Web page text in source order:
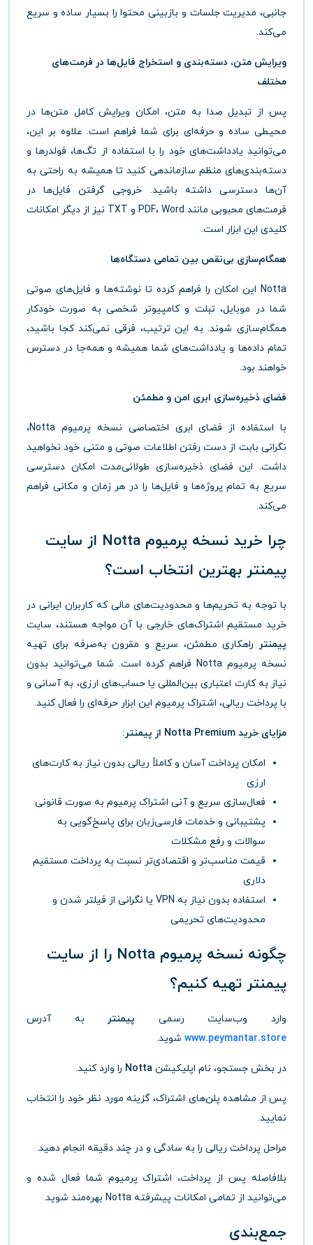
جانبی، مدیریت جلسات و بازبینی محتوا را بسیار ساده و سریع
می‌کند.
ویرایش متن، دسته‌بندی و استخراج فایل‌ها در فرمت‌های
مختلف
پس از تبدیل صدا به متن، امکان ویرایش کامل متن‌ها در
محیطی ساده و حرفه‌ای برای شما فراهم است. علاوه بر این،
می‌توانید یادداشت‌های خود را با استفاده از تگ‌ها، فولدرها و
دسته‌بندی‌های منظم سازماندهی کنید تا همیشه به راحتی به
آن‌ها دسترسی داشته باشید. خروجی گرفتن فایل‌ها در
فرمت‌های محبوبی مانند PDF، Word و TXT نیز از دیگر امکانات
کلیدی این ابزار است.
همگام‌سازی بی‌نقص بین تمامی دستگاه‌ها
Notta این امکان را فراهم کرده تا نوشته‌ها و فایل‌های صوتی
شما در موبایل، تبلت و کامپیوتر شخصی به صورت خودکار
همگام‌سازی شوند. به این ترتیب، فرقی نمی‌کند کجا باشید،
تمام داده‌ها و یادداشت‌های شما همیشه و همه‌جا در دسترس
خواهند بود.
فضای ذخیره‌سازی ابری امن و مطمئن
با استفاده از فضای ابری اختصاصی نسخه پرمیوم Notta،
نگرانی بابت از دست رفتن اطلاعات صوتی و متنی خود نخواهید
داشت. این فضای ذخیره‌سازی طولانی‌مدت امکان دسترسی
سریع به تمام پروژه‌ها و فایل‌ها را در هر زمان و مکانی فراهم
می‌کند.
چرا خرید نسخه پرمیوم Notta از سایت
پیمنتر بهترین انتخاب است؟
با توجه به تحریم‌ها و محدودیت‌های مالی که کاربران ایرانی در
خرید مستقیم اشتراک‌های خارجی با آن مواجه هستند، سایت
پیمنتر راهکاری مطمئن، سریع و مقرون به‌صرفه برای تهیه
نسخه پرمیوم Notta فراهم کرده است. شما می‌توانید بدون
نیاز به کارت اعتباری بین‌المللی یا حساب‌های ارزی، به آسانی و
با پرداخت ریالی، اشتراک پرمیوم این ابزار حرفه‌ای را فعال کنید.
مزایای خرید Notta Premium از پیمنتر:
امکان پرداخت آسان و کاملاً ریالی بدون نیاز به کارت‌های
ارزی
فعال‌سازی سریع و آنی اشتراک پرمیوم به صورت قانونی
پشتیبانی و خدمات فارسی‌زبان برای پاسخ‌گویی به
سوالات و رفع مشکلات
قیمت مناسب‌تر و اقتصادی‌تر نسبت به پرداخت مستقیم
دلاری
استفاده بدون نیاز به VPN یا نگرانی از فیلتر شدن و
محدودیت‌های تحریمی
چگونه نسخه پرمیوم Notta را از سایت
پیمنتر تهیه کنیم؟
وارد وب‌سایت رسمی پیمنتر به آدرس
www.peymantar.store شوید.
در بخش جستجو، نام اپلیکیشن Notta را وارد کنید.
پس از مشاهده پلن‌های اشتراک، گزینه مورد نظر خود را انتخاب
نمایید.
مراحل پرداخت ریالی را به سادگی و در چند دقیقه انجام دهید.
بلافاصله پس از پرداخت، اشتراک پرمیوم شما فعال شده و
می‌توانید از تمامی امکانات پیشرفته Notta بهره‌مند شوید.
جمع‌بندی